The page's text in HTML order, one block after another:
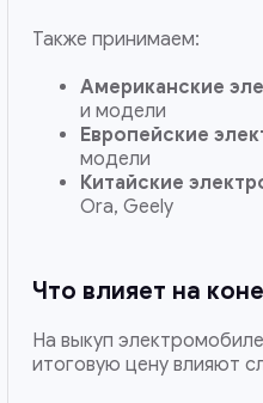
Также принимаем:
Американские
и модели
Европейские
модели
Китайские
Ora, Geely
Что влияет на
На выкуп
итоговую цену влияют